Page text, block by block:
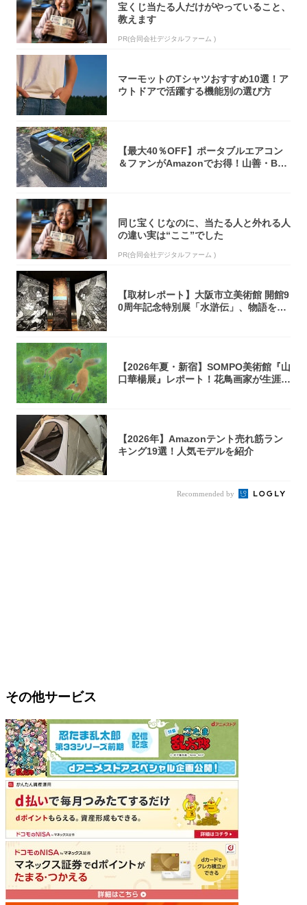
宝くじ当たる人だけがやっていること、
教えます
PR(合同会社デジタルファーム )
マーモットのTシャツおすすめ10選！ア
ウトドアで活躍する機能別の選び方
【最大40％OFF】ポータブルエアコン
＆ファンがAmazonでお得！山善・Bo
同じ宝くじなのに、当たる人と外れる人
の違い実は“ここ”でした
PR(合同会社デジタルファーム )
【取材レポート】大阪市立美術館 開館9
0周年記念特別展「水滸伝」、物語を知
【2026年夏・新宿】SOMPO美術館『山
口華楊展』レポート！花鳥画家が生涯描
【2026年】Amazonテント売れ筋ラン
キング19選！人気モデルを紹介
Recommended by
その他サービス